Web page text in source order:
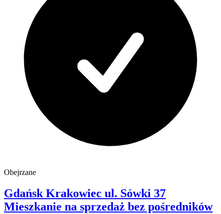
Obejrzane
Gdańsk Krakowiec ul. Sówki 37
Mieszkanie na sprzedaż bez pośredników